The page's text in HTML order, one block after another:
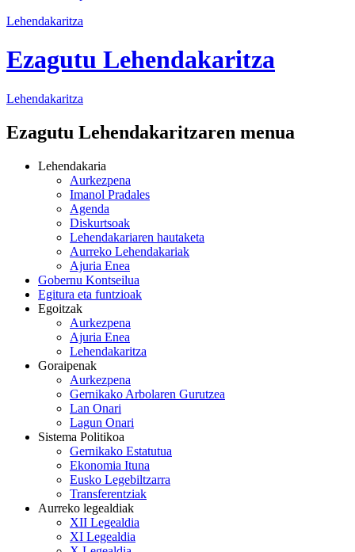
Lehendakaritza
Ezagutu Lehendakaritza
Lehendakaritza
Ezagutu Lehendakaritzaren menua
Lehendakaria
Aurkezpena
Imanol Pradales
Agenda
Diskurtsoak
Lehendakariaren hautaketa
Aurreko Lehendakariak
Ajuria Enea
Gobernu Kontseilua
Egitura eta funtzioak
Egoitzak
Aurkezpena
Ajuria Enea
Lehendakaritza
Goraipenak
Aurkezpena
Gernikako Arbolaren Gurutzea
Lan Onari
Lagun Onari
Sistema Politikoa
Gernikako Estatutua
Ekonomia Ituna
Eusko Legebiltzarra
Transferentziak
Aurreko legealdiak
XII Legealdia
XI Legealdia